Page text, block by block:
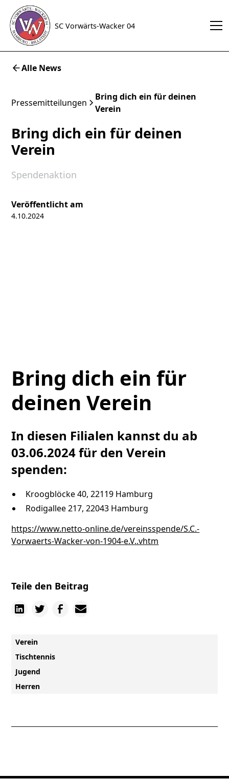
SC Vorwärts-Wacker 04
Alle News
Pressemitteilungen
Bring dich ein für deinen
Verein
Bring dich ein für deinen
Verein
Spendenaktion
Veröffentlicht am
4.10.2024
Bring dich ein für
deinen Verein
In diesen Filialen kannst du ab
03.06.2024 für den Verein
spenden:
Kroogblöcke 40, 22119 Hamburg
Rodigallee 217, 22043 Hamburg
https://www.netto-online.de/vereinsspende/S.C.-
Vorwaerts-Wacker-von-1904-e.V..vhtm
Teile den Beitrag
Verein
Tischtennis
Jugend
Herren